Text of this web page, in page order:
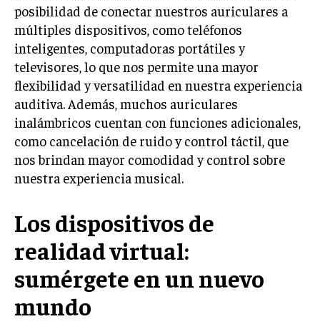
posibilidad de conectar nuestros auriculares a
múltiples dispositivos, como teléfonos
inteligentes, computadoras portátiles y
televisores, lo que nos permite una mayor
flexibilidad y versatilidad en nuestra experiencia
auditiva. Además, muchos auriculares
inalámbricos cuentan con funciones adicionales,
como cancelación de ruido y control táctil, que
nos brindan mayor comodidad y control sobre
nuestra experiencia musical.
Los dispositivos de
realidad virtual:
sumérgete en un nuevo
mundo